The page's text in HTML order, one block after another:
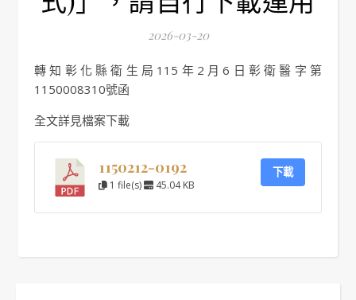
2026-03-20
轉知彰化縣衛生局115年2月6日彰衛醫字第
1150008310號函
全文詳見檔案下載
1150212-0192
1 file(s) 45.04 KB
下載